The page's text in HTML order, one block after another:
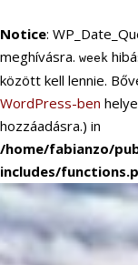
Notice:
meghívásra. week
között kell lennie.
WordPress-ben
hozzáadásra.) in
/home/fabianzo/
includes/